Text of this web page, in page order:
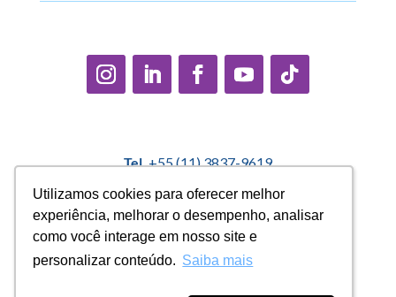
Utilizamos cookies para oferecer melhor
experiência, melhorar o desempenho, analisar
como você interage em nosso site e
personalizar conteúdo. Saiba mais
Utilizamos cookies para oferecer melhor
experiência, melhorar o desempenho, analisar
como você interage em nosso site e
personalizar conteúdo. Saiba mais
Tel.+55 (11) 3837-9619
Política Interna de Proteção de Dados |Encarregado de
Dados: Marcelo Correa |
denuncias@casadopequenocidadao.org.br